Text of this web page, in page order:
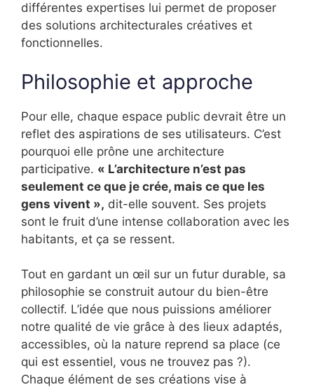
différentes expertises lui permet de proposer
des solutions architecturales créatives et
fonctionnelles.
Philosophie et approche
Pour elle, chaque espace public devrait être un
reflet des aspirations de ses utilisateurs. C’est
pourquoi elle prône une architecture
participative. « L’architecture n’est pas
seulement ce que je crée, mais ce que les
gens vivent », dit-elle souvent. Ses projets
sont le fruit d’une intense collaboration avec les
habitants, et ça se ressent.
Tout en gardant un œil sur un futur durable, sa
philosophie se construit autour du bien-être
collectif. L’idée que nous puissions améliorer
notre qualité de vie grâce à des lieux adaptés,
accessibles, où la nature reprend sa place (ce
qui est essentiel, vous ne trouvez pas ?).
Chaque élément de ses créations vise à